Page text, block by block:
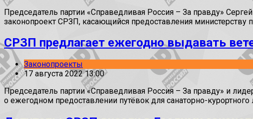
Председатель партии «Справедливая Россия – За правду»
законопроект СРЗП, касающийся предоставления министерству
СРЗП предлагает ежегодно выдавать
Законопроекты
17 августа 2022 13:00
Председатель партии «Справедливая Россия – За правду» и
о ежегодном предоставлении путёвок для санаторно-